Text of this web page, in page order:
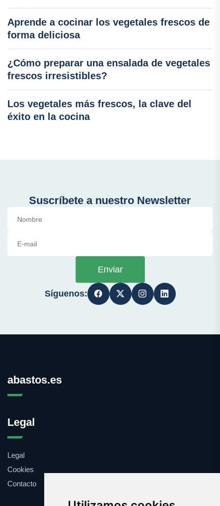
Aprende a cocinar los vegetales frescos de
forma deliciosa
¿Cómo preparar una ensalada de vegetales
frescos irresistibles?
Los vegetales más frescos, la clave del
éxito en la cocina
Suscríbete a nuestro Newsletter
Enviar
Síguenos:
abastos.es
Legal
Legal
Cookies
Contacto